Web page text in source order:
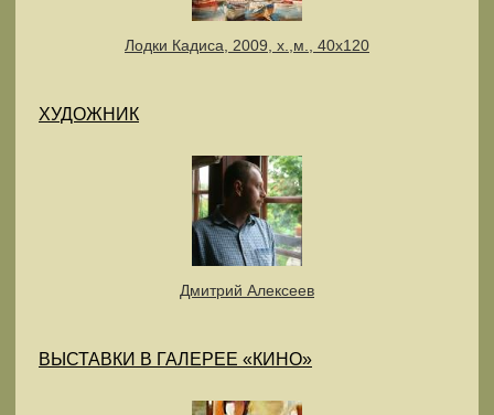
Лодки Кадиса, 2009, х.,м., 40х120
ХУДОЖНИК
Дмитрий Алексеев
ВЫСТАВКИ В ГАЛЕРЕЕ «КИНО»